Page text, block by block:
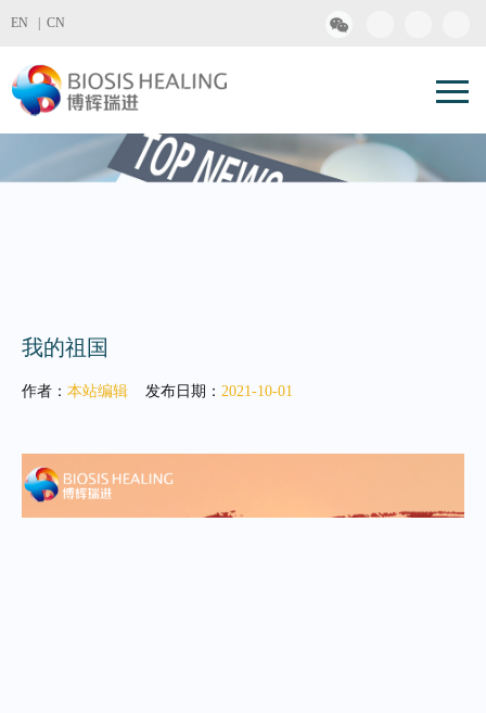
CN
EN |
我的祖国
作者： 本站编辑 发布日期： 2021-10-01